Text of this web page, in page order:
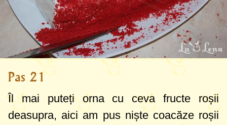
Pas 21
Îl mai puteți orna cu ceva fructe roșii
deasupra, aici am pus niște coacăze roșii